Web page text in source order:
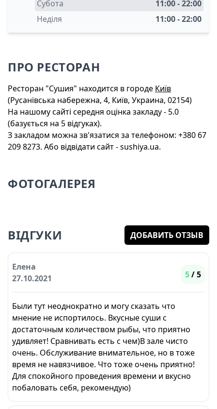
Субота
11:00 - 22:00
Неділя
11:00 - 22:00
ПРО РЕСТОРАН
Ресторан "Сушия" находится в городе Київ
(Русанівська набережна, 4, Київ, Украина, 02154)
На нашому сайті середня оцінка закладу - 5.0
(базується на 5 відгуках).
З закладом можна зв'язатися за телефоном: +380 67
209 8273. Або відвідати сайт - sushiya.ua.
ФОТОГАЛЕРЕЯ
ВІДГУКИ ДОБАВИТЬ ОТЗЫВ
Елена
27.10.2021
5/ 5
Были тут неоднократно и могу сказать что
мнение не испортилось. Вкусные суши с
достаточным количеством рыбы, что приятно
удивляет! Сравнивать есть с чем)В зале чисто
очень. Обслуживание внимательное, но в тоже
время не навязчивое. Что тоже очень приятно!
Для спокойного проведения времени и вкусно
побаловать себя, рекомендую)